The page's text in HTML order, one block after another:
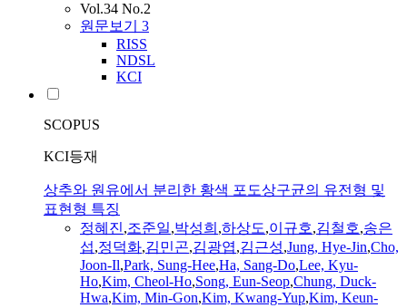
Vol.34 No.2
원문보기 3
RISS
NDSL
KCI
SCOPUS
KCI등재
상추와 원유에서 분리한 황색 포도상구균의 유전형 및
표현형 특징
정혜진,조준일,박성희 ,하상도,이규호,김철호,송은
섭,정덕화,김민곤,김광엽,김근성,Jung, Hye-Jin,Cho,
Joon-Il,Park, Sung-Hee,Ha, Sang-Do,Lee, Kyu-
Ho,Kim, Cheol-Ho,Song, Eun-Seop,Chung, Duck-
Hwa,Kim, Min-Gon,Kim, Kwang-Yup,Kim, Keun-